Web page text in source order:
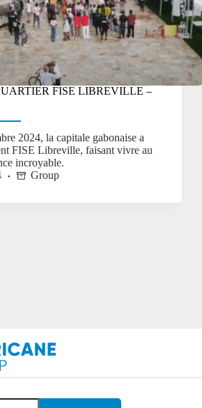
FISE LIBREVILLE –
2024, la capitale gabonaise a
FISE Libreville, faisant vivre au
incroyable.
Group